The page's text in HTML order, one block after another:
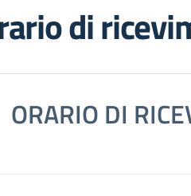
di
ORARIO DI